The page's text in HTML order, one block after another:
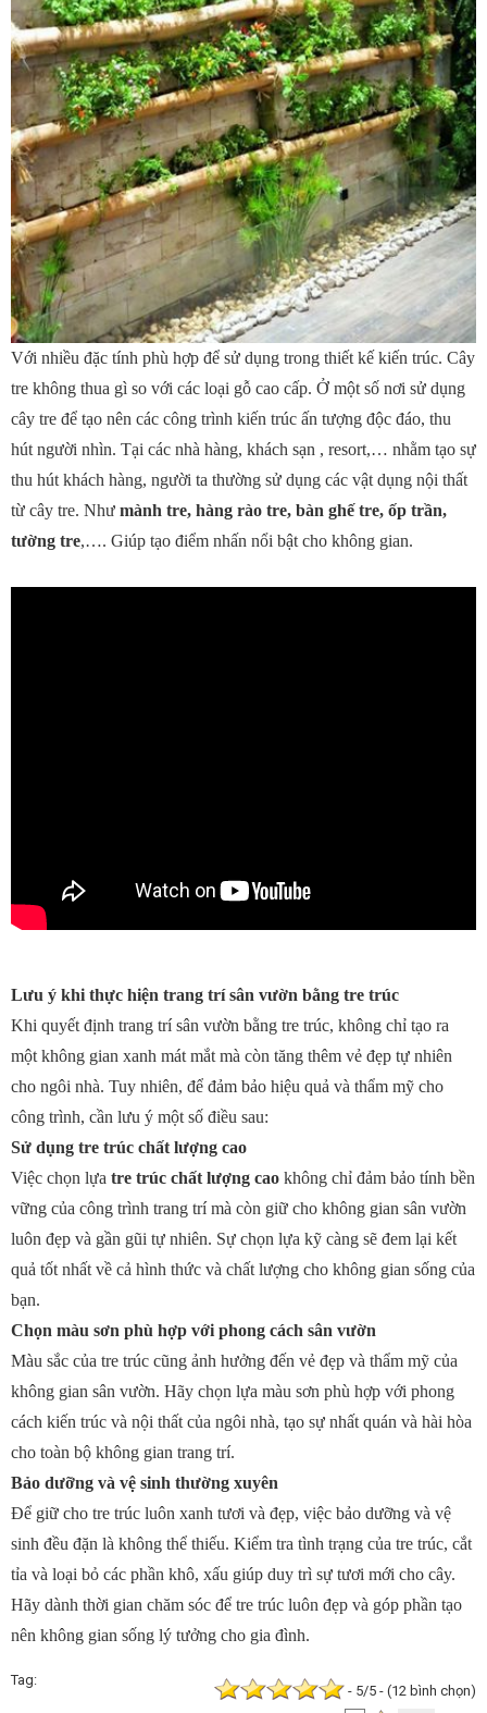
Với nhiều đặc tính phù hợp để sử dụng trong thiết kế kiến trúc. Cây
tre không thua gì so với các loại gỗ cao cấp. Ở một số nơi sử dụng
cây tre để tạo nên các công trình kiến trúc ấn tượng độc đáo, thu
hút người nhìn. Tại các nhà hàng, khách sạn , resort,… nhằm tạo sự
thu hút khách hàng, người ta thường sử dụng các vật dụng nội thất
từ cây tre. Như mành tre, hàng rào tre, bàn ghế tre, ốp trần,
tường tre,…. Giúp tạo điểm nhấn nổi bật cho không gian.
Lưu ý khi thực hiện trang trí sân vườn bằng tre trúc
Khi quyết định trang trí sân vườn bằng tre trúc, không chỉ tạo ra
một không gian xanh mát mắt mà còn tăng thêm vẻ đẹp tự nhiên
cho ngôi nhà. Tuy nhiên, để đảm bảo hiệu quả và thẩm mỹ cho
công trình, cần lưu ý một số điều sau:
Sử dụng tre trúc chất lượng cao
Việc chọn lựa tre trúc chất lượng cao không chỉ đảm bảo tính bền
vững của công trình trang trí mà còn giữ cho không gian sân vườn
luôn đẹp và gần gũi tự nhiên. Sự chọn lựa kỹ càng sẽ đem lại kết
quả tốt nhất về cả hình thức và chất lượng cho không gian sống của
bạn.
Chọn màu sơn phù hợp với phong cách sân vườn
Màu sắc của tre trúc cũng ảnh hưởng đến vẻ đẹp và thẩm mỹ của
không gian sân vườn. Hãy chọn lựa màu sơn phù hợp với phong
cách kiến trúc và nội thất của ngôi nhà, tạo sự nhất quán và hài hòa
cho toàn bộ không gian trang trí.
Bảo dưỡng và vệ sinh thường xuyên
Để giữ cho tre trúc luôn xanh tươi và đẹp, việc bảo dưỡng và vệ
sinh đều đặn là không thể thiếu. Kiểm tra tình trạng của tre trúc, cắt
tỉa và loại bỏ các phần khô, xấu giúp duy trì sự tươi mới cho cây.
Hãy dành thời gian chăm sóc để tre trúc luôn đẹp và góp phần tạo
nên không gian sống lý tưởng cho gia đình.
- 5/5 - (12 bình chọn)
Tag